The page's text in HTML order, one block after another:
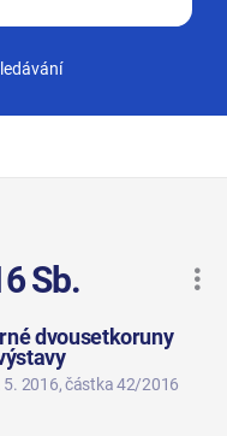
Sb.
dvousetkoruny
5. 2016, částka 42/2016